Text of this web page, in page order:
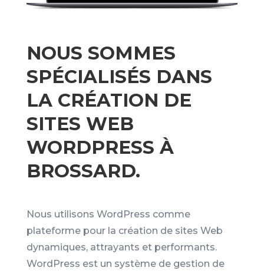
NOUS SOMMES
SPÉCIALISÉS DANS
LA CRÉATION DE
SITES WEB
WORDPRESS À
BROSSARD.
Nous utilisons WordPress comme
plateforme pour la création de sites Web
dynamiques, attrayants et performants.
WordPress est un système de gestion de